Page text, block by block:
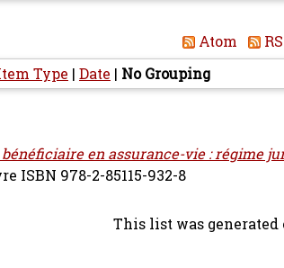
Atom
Type | Date | No Grouping
bénéficiaire en assurance-vie : régime
ISBN 978-2-85115-932-8
This list was generated